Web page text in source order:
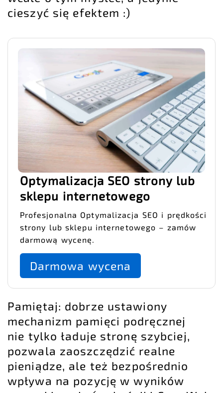
cieszyć się efektem :)
Optymalizacja SEO strony lub
sklepu internetowego
Profesjonalna Optymalizacja SEO i prędkości
strony lub sklepu internetowego – zamów
darmową wycenę.
Darmowa wycena
Pamiętaj: dobrze ustawiony
mechanizm pamięci podręcznej
nie tylko ładuje stronę szybciej,
pozwala zaoszczędzić realne
pieniądze, ale też bezpośrednio
wpływa na pozycję w wyników